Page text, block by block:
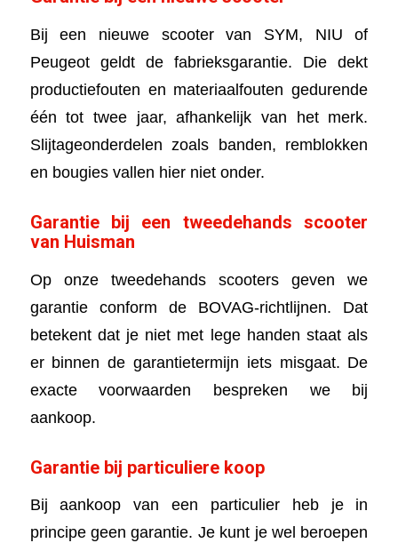
Bij een nieuwe scooter van SYM, NIU of
Peugeot geldt de fabrieksgarantie. Die dekt
productiefouten en materiaalfouten gedurende
één tot twee jaar, afhankelijk van het merk.
Slijtageonderdelen zoals banden, remblokken
en bougies vallen hier niet onder.
Garantie bij een tweedehands scooter
van Huisman
Op onze tweedehands scooters geven we
garantie conform de BOVAG-richtlijnen. Dat
betekent dat je niet met lege handen staat als
er binnen de garantietermijn iets misgaat. De
exacte voorwaarden bespreken we bij
aankoop.
Garantie bij particuliere koop
Bij aankoop van een particulier heb je in
principe geen garantie. Je kunt je wel beroepen